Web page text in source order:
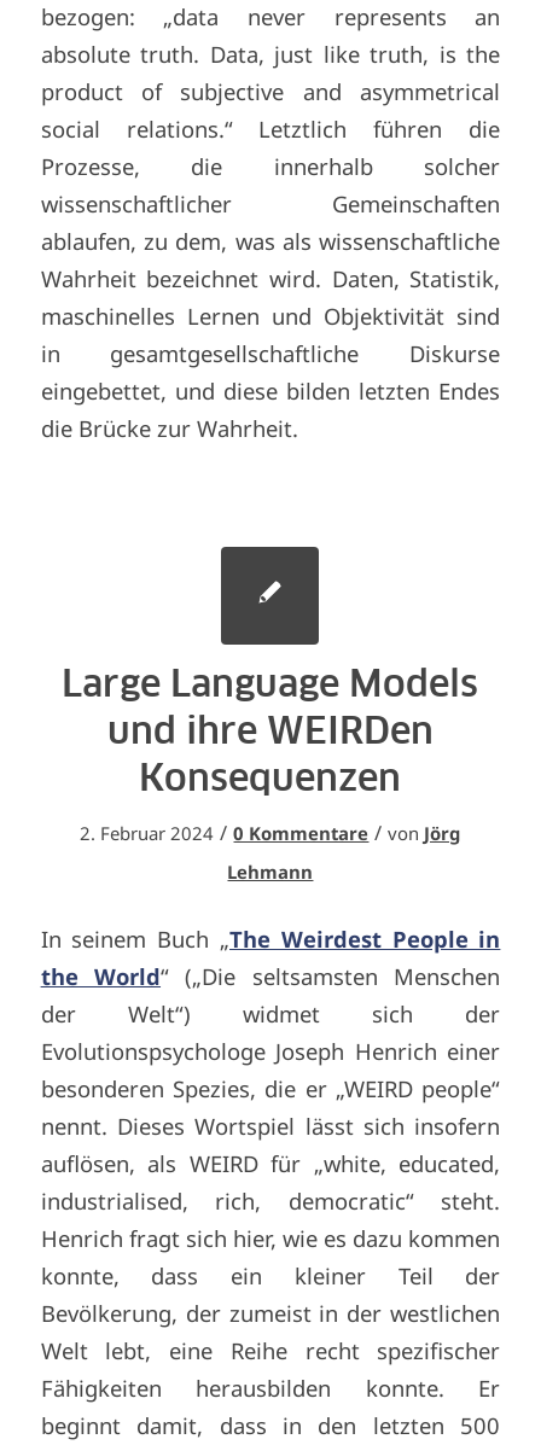
bezogen: „data never represents an
absolute truth. Data, just like truth, is the
product of subjective and asymmetrical
social relations.“ Letztlich führen die
Prozesse, die innerhalb solcher
wissenschaftlicher Gemeinschaften
ablaufen, zu dem, was als wissenschaftliche
Wahrheit bezeichnet wird. Daten, Statistik,
maschinelles Lernen und Objektivität sind
in gesamtgesellschaftliche Diskurse
eingebettet, und diese bilden letzten Endes
die Brücke zur Wahrheit.
Large Language Models
und ihre WEIRDen
Konsequenzen
2. Februar 2024 / 0 Kommentare / von Jörg
Lehmann
In seinem Buch „The Weirdest People in
the World“ („Die seltsamsten Menschen
der Welt“) widmet sich der
Evolutionspsychologe Joseph Henrich einer
besonderen Spezies, die er „WEIRD people“
nennt. Dieses Wortspiel lässt sich insofern
auflösen, als WEIRD für „white, educated,
industrialised, rich, democratic“ steht.
Henrich fragt sich hier, wie es dazu kommen
konnte, dass ein kleiner Teil der
Bevölkerung, der zumeist in der westlichen
Welt lebt, eine Reihe recht spezifischer
Fähigkeiten herausbilden konnte. Er
beginnt damit, dass in den letzten 500